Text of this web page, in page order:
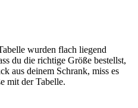
wurden flach liegend
du die richtige Größe bestellst,
aus deinem Schrank, miss es
mit der Tabelle.